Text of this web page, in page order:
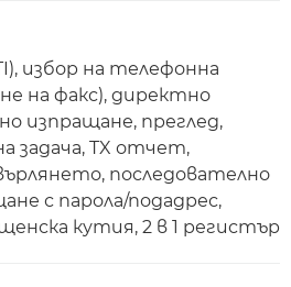
избор на телефонна
на факс), директно
изпращане, преглед,
задача, TX отчет,
последователно
с парола/подадрес,
кутия, 2 в 1 регистър